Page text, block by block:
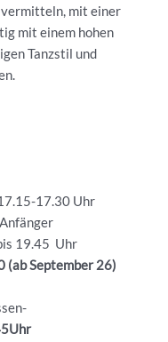
mit einer
mit einem hohen
Tanzstil und
17.30 Uhr
19.45 Uhr
(ab September 26)